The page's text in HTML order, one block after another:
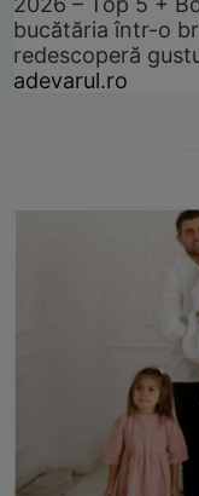
bucătăria într-o
redescoperă
adevarul.ro